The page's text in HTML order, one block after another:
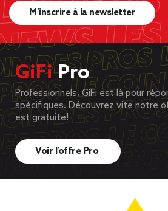
M’inscrire à la newsletter
GiFiPro
Professionnels, GiFi est là pour
spécifiques. Découvrez vite notre
est gratuite!
Voir l’offre Pro